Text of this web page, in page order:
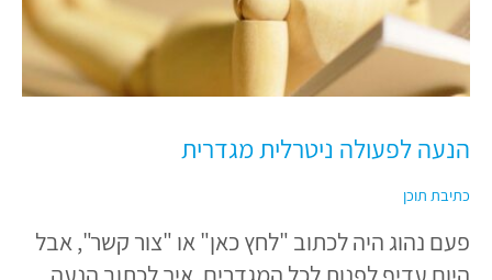
הנעה לפעולה ניטרלית מגדרית
כתיבת תוכן
פעם נהוג היה לכתוב "לחץ כאן" או "צור קשר", אבל